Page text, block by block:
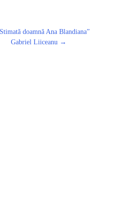
doamnă Ana Blandianaˮ
Gabriel Liiceanu →